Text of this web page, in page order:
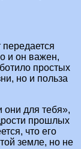
и он важен,
простых
но и польза
для тебя»,
прошлых
что его
земле, но не